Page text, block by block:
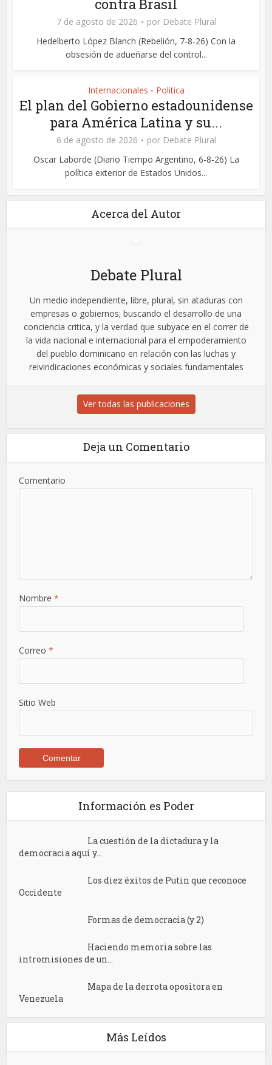
contra Brasil
7 de agosto de 2026 por Debate Plural
Hedelberto López Blanch (Rebelión, 7-8-26) Con la
obsesión de adueñarse del control...
Internacionales • Politica
El plan del Gobierno estadounidense
para América Latina y su...
6 de agosto de 2026 por Debate Plural
Oscar Laborde (Diario Tiempo Argentino, 6-8-26) La
política exterior de Estados Unidos...
Acerca del Autor
Debate Plural
Un medio independiente, libre, plural, sin ataduras con
empresas o gobiernos; buscando el desarrollo de una
conciencia critica, y la verdad que subyace en el correr de
la vida nacional e internacional para el empoderamiento
del pueblo dominicano en relación con las luchas y
reivindicaciones económicas y sociales fundamentales
Ver todas las publicaciones
Deja un Comentario
Comentario
Nombre *
Correo *
Sitio Web
Información es Poder
La cuestión de la dictadura y la
democracia aquí y...
Los diez éxitos de Putin que reconoce
Occidente
Formas de democracia (y 2)
Haciendo memoria sobre las
intromisiones de un...
Mapa de la derrota opositora en
Venezuela
Más Leídos